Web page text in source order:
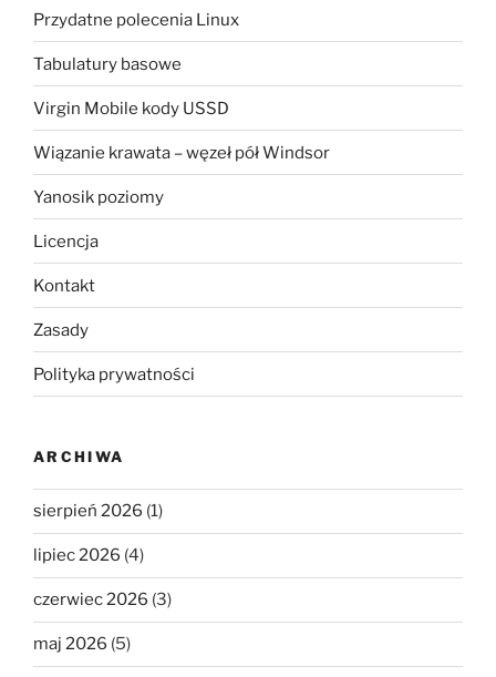
Przydatne polecenia Linux
Tabulatury basowe
Virgin Mobile kody USSD
Wiązanie krawata – węzeł pół Windsor
Yanosik poziomy
Licencja
Kontakt
Zasady
Polityka prywatności
ARCHIWA
sierpień 2026 (1)
lipiec 2026 (4)
czerwiec 2026 (3)
maj 2026 (5)